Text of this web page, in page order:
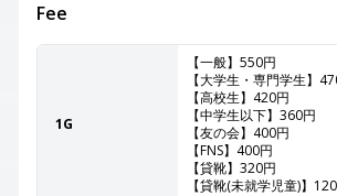
Fee
1G
【一般】550円
【大学生・専門学生】
【高校生】420円
【中学生以下】360円
【友の会】400円
【FNS】400円
【貸靴】320円
【貸靴(未就学児童)】